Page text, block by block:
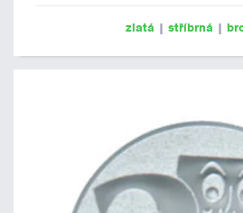
zlatá | stříbrná |